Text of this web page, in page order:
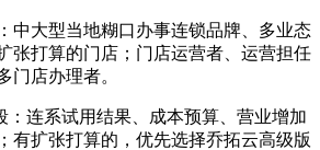
大型当地糊口办事连锁品牌、多业态
张打算的门店；门店运营者、运营担任
门店办理者。
连系试用结果、成本预算、营业增加
有扩张打算的，优先选择乔拓云高级版